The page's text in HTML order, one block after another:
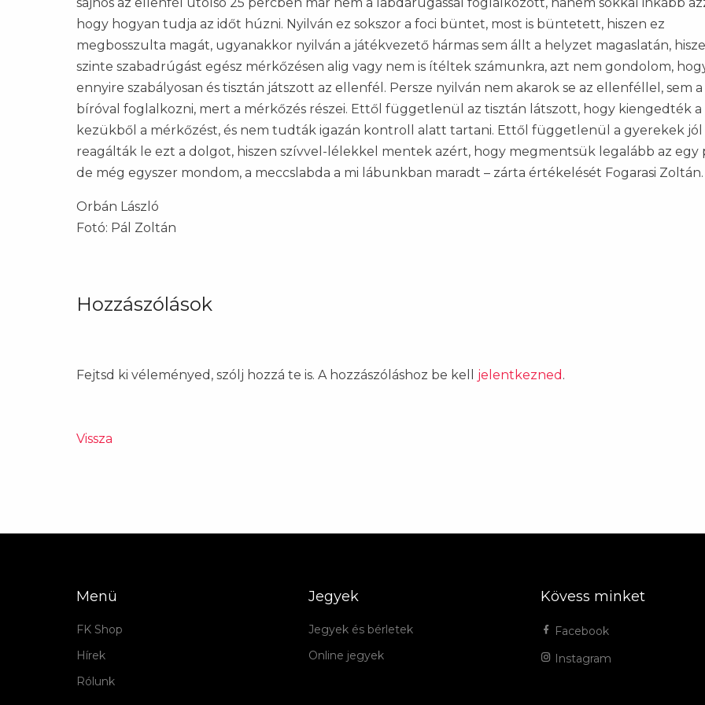
hogy hogyan tudja az időt húzni. Nyilván ez sokszor a foci büntet, most is büntetett, hiszen ez
megbosszulta magát, ugyanakkor nyilván a játékvezető hármas sem állt a helyzet magaslatán,
szinte szabadrúgást egész mérkőzésen alig vagy nem is ítéltek számunkra, azt nem gondolom,
ennyire szabályosan és tisztán játszott az ellenfél. Persze nyilván nem akarok se az ellenféllel, sem a
bíróval foglalkozni, mert a mérkőzés részei. Ettől függetlenül az tisztán látszott, hogy kiengedték a
kezükből a mérkőzést, és nem tudták igazán kontroll alatt tartani. Ettől függetlenül a gyerekek jól
reagálták le ezt a dolgot, hiszen szívvel-lélekkel mentek azért, hogy megmentsük legalább az egy
de még egyszer mondom, a meccslabda a mi lábunkban maradt – zárta értékelését Fogarasi Zoltán.
Orbán László
Fotó: Pál Zoltán
Hozzászólások
Fejtsd ki véleményed, szólj hozzá te is. A hozzászóláshoz be kell jelentkezned .
Vissza
Menü
FK Shop
Hírek
Rólunk
Jegyek
Jegyek és bérletek
Online jegyek
Kövess minket
Facebook
Instagram